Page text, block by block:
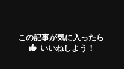
この記事が気に入ったら
いいねしよう！